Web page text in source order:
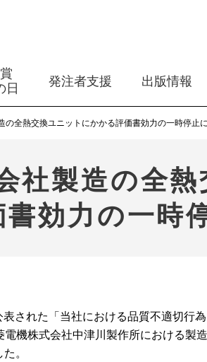
日
発注者支援 出版情報
の全熱交換ユニットにかかる評価書効力の一時停止
社製造の全
書効力の一時
れた「当社における品質不適切行
機株式会社中津川製作所における製
。